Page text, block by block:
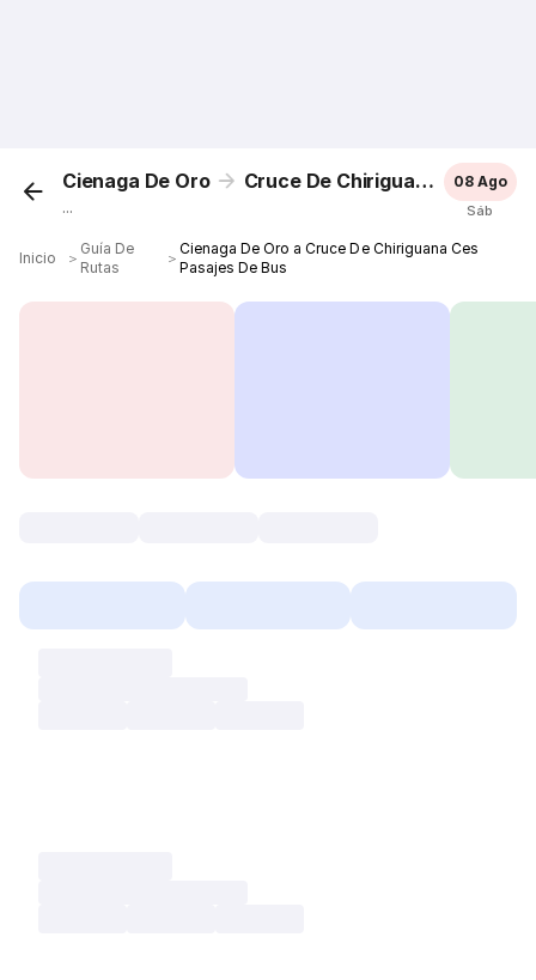
Cienaga De Oro Cruce De Chiriguana Ces
...
08 Ago
Sáb
Inicio ＞
Guía De
Rutas
＞
Cienaga De Oro a Cruce De Chiriguana Ces
Pasajes De Bus